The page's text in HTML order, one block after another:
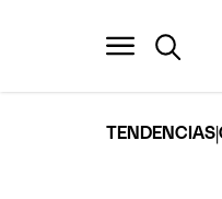
TENDENCIAS|